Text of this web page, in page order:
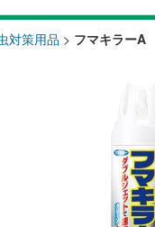
対策用品 > フマキラ